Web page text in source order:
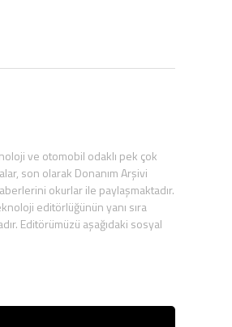
ve otomobil odaklı pek çok
son olarak Donanım Arşivi
okurlar ile paylaşmaktadır.
editörlüğünün yanı sıra
Editörümüzü aşağıdaki sosyal